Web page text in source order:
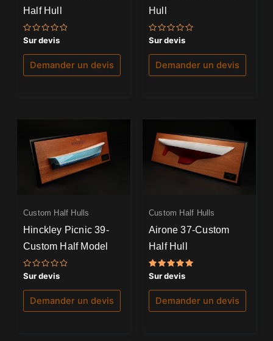
Half Hull
Note
0
sur
Sur devis
Demander un devis
Hull
Note
0
sur
Sur devis
Demander un devis
Custom Half Hulls
Hinckley Picnic 39-
Custom Half Model
Note
0
sur
Sur devis
Demander un devis
Custom Half Hulls
Airone 37-Custom
Half Hull
Note
5.00
sur 5
Sur devis
Demander un devis